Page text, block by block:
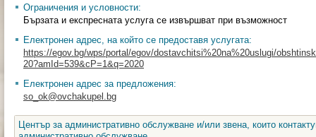
Ограничения и условности:
Бързата и експресната услуга се извършват при възможност
Електронен адрес, на който се предоставя услугата:
https://egov.bg/wps/portal/egov/dostavchitsi%20na%20uslugi/
20?amId=539&cP=1&q=2020
Електронен адрес за предложения:
so_ok@ovchakupel.bg
Център за административно обслужване и/или звена, които